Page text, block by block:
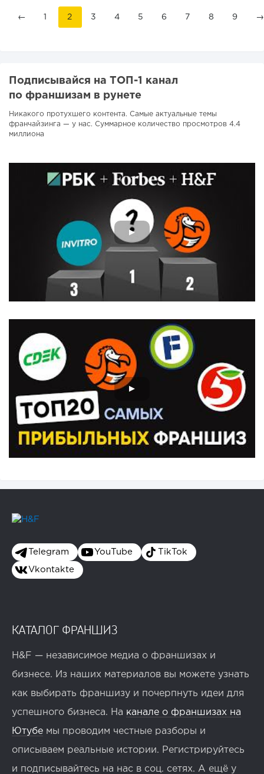
← 1 2 3 4 5 6 7 8 9 →
Подписывайся на ТОП-1 канал
по франшизам в рунете
Никакого протухшего контента. Самые актуальные темы
франчайзинга — у нас. Суммарное количество просмотров 4.4
миллиона
Telegram YouTube TikTok
Vkontakte
КАТАЛОГ ФРАНШИЗ
H&F — независимое медиа о франшизах и
бизнесе. Из наших материалов вы можете узнать
как выбирать франшизу и почерпнуть идеи для
успешного бизнеса. На канале о франшизах на
Ютубе мы проводим честные разборы и
описываем реальные истории. Регистрируйтесь
и подписывайтесь на нас в соц. сетях. А ещё у